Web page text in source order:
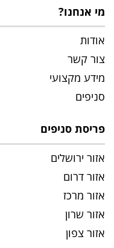
מי אנחנו?
אודות
צור קשר
מידע מקצועי
סניפים
פריסת סניפים
אזור ירושלים
אזור דרום
אזור מרכז
אזור שרון
אזור צפון